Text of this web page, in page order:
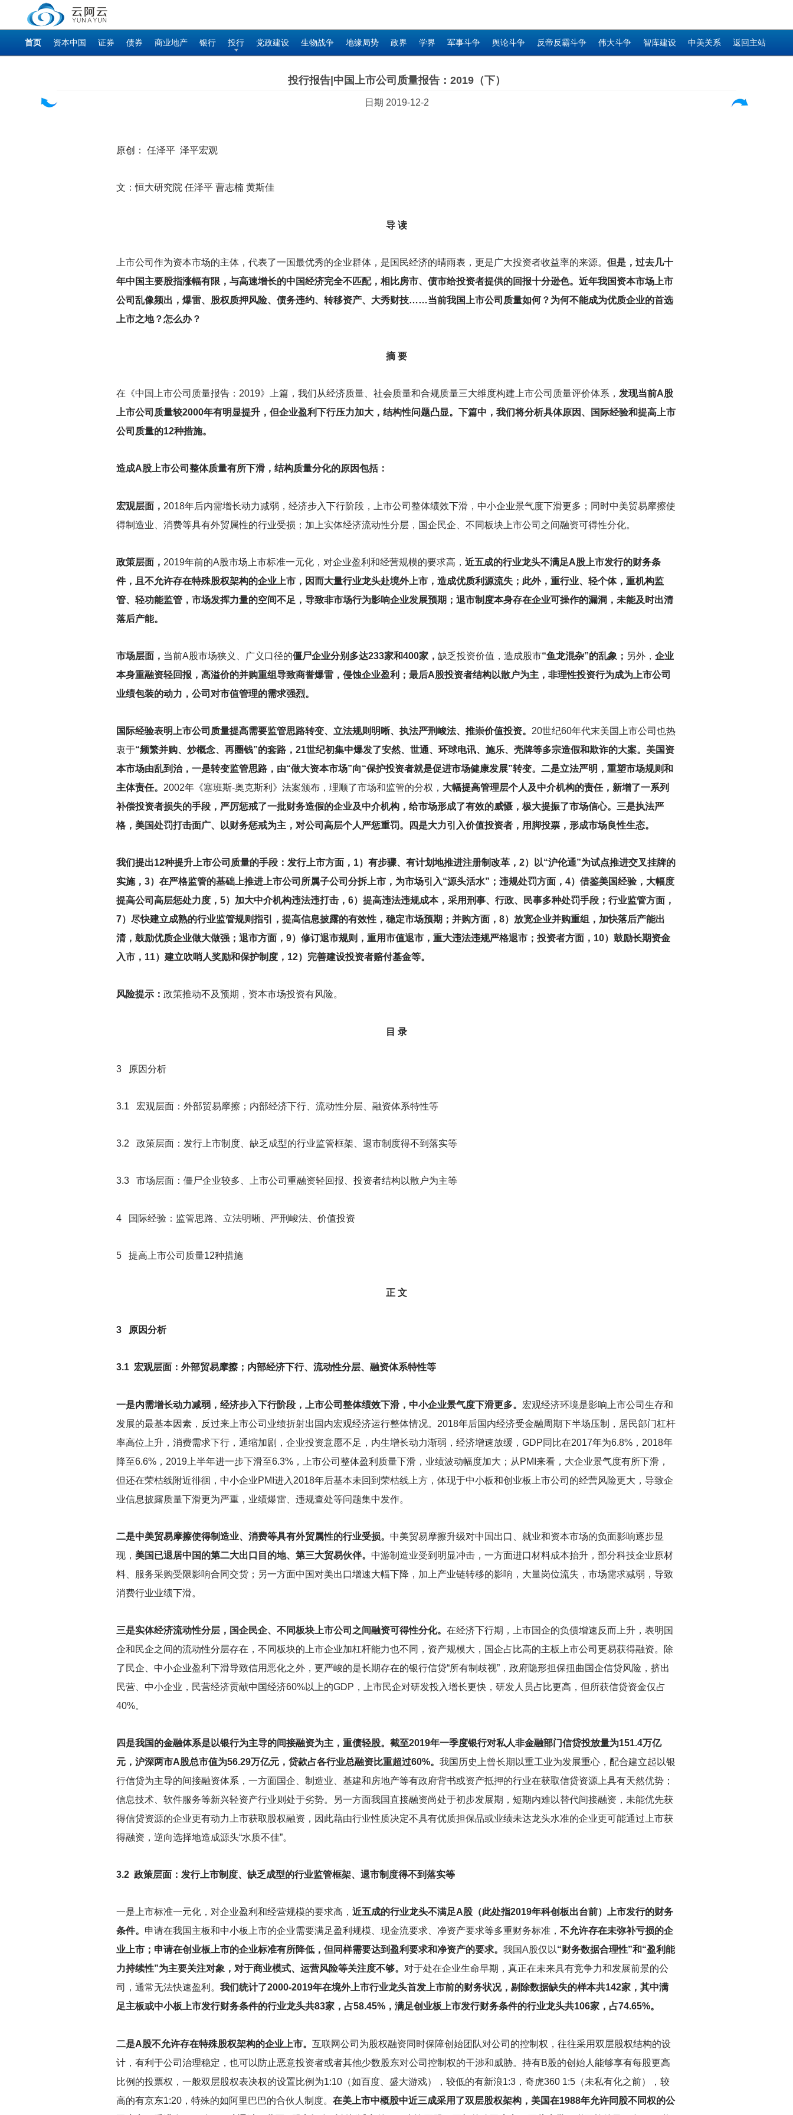
首页 资本中国 证券 债券 商业地产 银行 投行 党政建设 生物战争 地缘局势 政界 学界 军事斗争 舆论斗争 反帝反霸斗争 伟大斗争 智库建设 中美关系 返回主站
投行报告|中国上市公司质量报告：2019（下）
日期 2019-12-2
原创： 任泽平 泽平宏观
文：恒大研究院 任泽平 曹志楠 黄斯佳
导 读
上市公司作为资本市场的主体，代表了一国最优秀的企业群体，是国民经济的晴雨表，更是广大投资者收益率的来源。 但是，过去几十
年中国主要股指涨幅有限，与高速增长的中国经济完全不匹配，相比房市、债市给投资者提供的回报十分逊色。近年我国资本市场上市
公司乱像频出，爆雷、股权质押风险、债务违约、转移资产、大秀财技……当前我国上市公司质量如何？为何不能成为优质企业的首选
上市之地？怎么办？
摘 要
在《中国上市公司质量报告：2019》上篇，我们从经济质量、社会质量和合规质量三大维度构建上市公司质量评价体系， 发现当前A股
上市公司质量较2000年有明显提升，但企业盈利下行压力加大，结构性问题凸显。下篇中，我们将分析具体原因、国际经验和提高上市
公司质量的12种措施。
造成A股上市公司整体质量有所下滑，结构质量分化的原因包括：
宏观层面， 2018年后内需增长动力减弱，经济步入下行阶段，上市公司整体绩效下滑，中小企业景气度下滑更多；同时中美贸易摩擦使
得制造业、消费等具有外贸属性的行业受损；加上实体经济流动性分层，国企民企、不同板块上市公司之间融资可得性分化。
政策层面， 2019年前的A股市场上市标准一元化，对企业盈利和经营规模的要求高， 近五成的行业龙头不满足A股上市发行的财务条
件，且不允许存在特殊股权架构的企业上市，因而大量行业龙头赴境外上市，造成优质利源流失；此外，重行业、轻个体，重机构监
管、轻功能监管，市场发挥力量的空间不足，导致非市场行为影响企业发展预期；退市制度本身存在企业可操作的漏洞，未能及时出清
落后产能。
市场层面， 当前A股市场狭义、广义口径的僵尸企业分别多达233家和400家， 缺乏投资价值，造成股市“鱼龙混杂”的乱象； 另外， 企业
本身重融资轻回报，高溢价的并购重组导致商誉爆雷，侵蚀企业盈利；最后A股投资者结构以散户为主，非理性投资行为成为上市公司
业绩包装的动力，公司对市值管理的需求强烈。
国际经验表明上市公司质量提高需要监管思路转变、立法规则明晰、执法严刑峻法、推崇价值投资。 20世纪60年代末美国上市公司也热
衷于“频繁并购、炒概念、再圈钱”的套路，21世纪初集中爆发了安然、世通、环球电讯、施乐、壳牌等多宗造假和欺诈的大案。美国资
本市场由乱到治，一是转变监管思路，由“做大资本市场”向“保护投资者就是促进市场健康发展”转变。二是立法严明，重塑市场规则和
主体责任。 2002年《塞班斯-奥克斯利》法案颁布，理顺了市场和监管的分权， 大幅提高管理层个人及中介机构的责任，新增了一系列
补偿投资者损失的手段，严厉惩戒了一批财务造假的企业及中介机构，给市场形成了有效的威慑，极大提振了市场信心。三是执法严
格，美国处罚打击面广、以财务惩戒为主，对公司高层个人严惩重罚。四是大力引入价值投资者，用脚投票，形成市场良性生态。
我们提出12种提升上市公司质量的手段：发行上市方面，1）有步骤、有计划地推进注册制改革，2）以“沪伦通”为试点推进交叉挂牌的
实施，3）在严格监管的基础上推进上市公司所属子公司分拆上市，为市场引入“源头活水”；违规处罚方面，4）借鉴美国经验，大幅度
提高公司高层惩处力度，5）加大中介机构违法违打击，6）提高违法违规成本，采用刑事、行政、民事多种处罚手段；行业监管方面，
7）尽快建立成熟的行业监管规则指引，提高信息披露的有效性，稳定市场预期；并购方面，8）放宽企业并购重组，加快落后产能出
清，鼓励优质企业做大做强；退市方面，9）修订退市规则，重用市值退市，重大违法违规严格退市；投资者方面，10）鼓励长期资金
入市，11）建立吹哨人奖励和保护制度，12）完善建设投资者赔付基金等。
风险提示： 政策推动不及预期，资本市场投资有风险。
目 录
3 原因分析
3.1 宏观层面：外部贸易摩擦；内部经济下行、流动性分层、融资体系特性等
3.2 政策层面：发行上市制度、缺乏成型的行业监管框架、退市制度得不到落实等
3.3 市场层面：僵尸企业较多、上市公司重融资轻回报、投资者结构以散户为主等
4 国际经验：监管思路、立法明晰、严刑峻法、价值投资
5 提高上市公司质量12种措施
正 文
3 原因分析
3.1 宏观层面：外部贸易摩擦；内部经济下行、流动性分层、融资体系特性等
一是内需增长动力减弱，经济步入下行阶段，上市公司整体绩效下滑，中小企业景气度下滑更多。 宏观经济环境是影响上市公司生存和
发展的最基本因素，反过来上市公司业绩折射出国内宏观经济运行整体情况。2018年后国内经济受金融周期下半场压制，居民部门杠杆
率高位上升，消费需求下行，通缩加剧，企业投资意愿不足，内生增长动力渐弱，经济增速放缓，GDP同比在2017年为6.8%，2018年
降至6.6%，2019上半年进一步下滑至6.3%，上市公司整体盈利质量下滑，业绩波动幅度加大；从PMI来看，大企业景气度有所下滑，
但还在荣枯线附近徘徊，中小企业PMI进入2018年后基本未回到荣枯线上方，体现于中小板和创业板上市公司的经营风险更大，导致企
业信息披露质量下滑更为严重，业绩爆雷、违规查处等问题集中发作。
二是中美贸易摩擦使得制造业、消费等具有外贸属性的行业受损。 中美贸易摩擦升级对中国出口、就业和资本市场的负面影响逐步显
现， 美国已退居中国的第二大出口目的地、第三大贸易伙伴。 中游制造业受到明显冲击，一方面进口材料成本抬升，部分科技企业原材
料、服务采购受限影响合同交货；另一方面中国对美出口增速大幅下降，加上产业链转移的影响，大量岗位流失，市场需求减弱，导致
消费行业业绩下滑。
三是实体经济流动性分层，国企民企、不同板块上市公司之间融资可得性分化。 在经济下行期，上市国企的负债增速反而上升，表明国
企和民企之间的流动性分层存在，不同板块的上市企业加杠杆能力也不同，资产规模大，国企占比高的主板上市公司更易获得融资。除
了民企、中小企业盈利下滑导致信用恶化之外，更严峻的是长期存在的银行信贷“所有制歧视”，政府隐形担保扭曲国企信贷风险，挤出
民营、中小企业，民营经济贡献中国经济60%以上的GDP，上市民企对研发投入增长更快，研发人员占比更高，但所获信贷资金仅占
40%。
四是我国的金融体系是以银行为主导的间接融资为主，重债轻股。截至2019年一季度银行对私人非金融部门信贷投放量为151.4万亿
元，沪深两市A股总市值为56.29万亿元，贷款占各行业总融资比重超过60%。 我国历史上曾长期以重工业为发展重心，配合建立起以银
行信贷为主导的间接融资体系，一方面国企、制造业、基建和房地产等有政府背书或资产抵押的行业在获取信贷资源上具有天然优势；
信息技术、软件服务等新兴轻资产行业则处于劣势。另一方面我国直接融资尚处于初步发展期，短期内难以替代间接融资，未能优先获
得信贷资源的企业更有动力上市获取股权融资，因此藉由行业性质决定不具有优质担保品或业绩未达龙头水准的企业更可能通过上市获
得融资，逆向选择地造成源头“水质不佳”。
3.2 政策层面：发行上市制度、缺乏成型的行业监管框架、退市制度得不到落实等
一是上市标准一元化，对企业盈利和经营规模的要求高， 近五成的行业龙头不满足A股（此处指2019年科创板出台前）上市发行的财务
条件。 申请在我国主板和中小板上市的企业需要满足盈利规模、现金流要求、净资产要求等多重财务标准， 不允许存在未弥补亏损的企
业上市；申请在创业板上市的企业标准有所降低，但同样需要达到盈利要求和净资产的要求。 我国A股仅以“财务数据合理性”和“盈利能
力持续性”为主要关注对象，对于商业模式、运营风险等关注度不够。 对于处在企业生命早期，真正在未来具有竞争力和发展前景的公
司，通常无法快速盈利。 我们统计了2000-2019年在境外上市行业龙头首发上市前的财务状况，剔除数据缺失的样本共142家，其中满
足主板或中小板上市发行财务条件的行业龙头共83家，占58.45%，满足创业板上市发行财务条件的行业龙头共106家，占74.65%。
二是A股不允许存在特殊股权架构的企业上市。 互联网公司为股权融资同时保障创始团队对公司的控制权，往往采用双层股权结构的设
计，有利于公司治理稳定，也可以防止恶意投资者或者其他少数股东对公司控制权的干涉和威胁。持有B股的创始人能够享有每股更高
比例的投票权，一般双层股权表决权的设置比例为1:10（如百度、盛大游戏），较低的有新浪1:3，奇虎360 1:5（未私有化之前），较
高的有京东1:20，特殊的如阿里巴巴的合伙人制度。 在美上市中概股中近三成采用了双层股权架构，美国在1988年允许同股不同权的公